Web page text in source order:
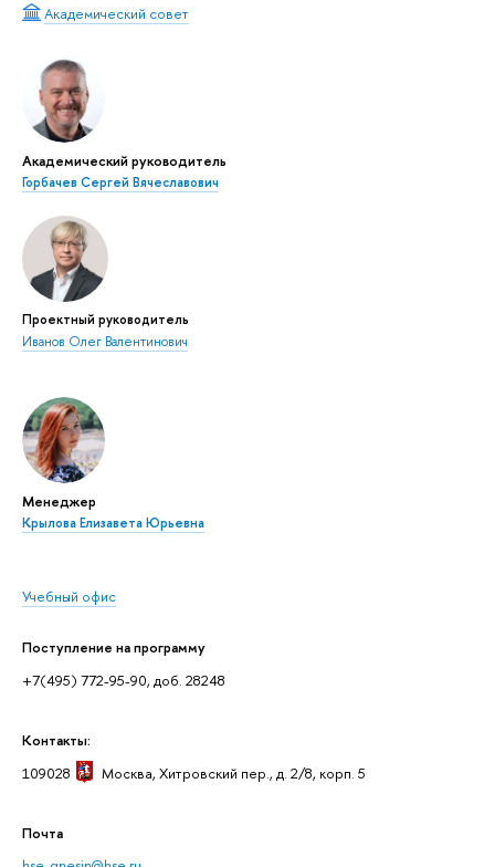
Академический совет
Академический руководитель
Горбачев Сергей Вячеславович
Проектный руководитель
Иванов Олег Валентинович
Менеджер
Крылова Елизавета Юрьевна
Учебный офис
Поступление на программу
+7(495) 772-95-90, доб. 28248
Контакты:
109028
Москва, Хитровский пер., д. 2/8, корп. 5
Почта